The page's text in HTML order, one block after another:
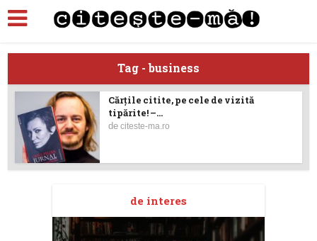
Tag - business
Cărțile citite, pe cele de vizită
tipărite! –...
deciteste-ma.ro
de interes